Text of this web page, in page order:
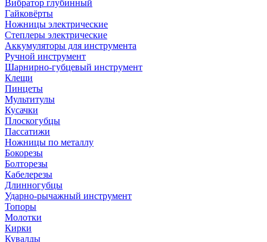
Вибратор глубинный
Гайковёрты
Ножницы электрические
Степлеры электрические
Аккумуляторы для инструмента
Ручной инструмент
Шарнирно-губцевый инструмент
Клещи
Пинцеты
Мультитулы
Кусачки
Плоскогубцы
Пассатижи
Ножницы по металлу
Бокорезы
Болторезы
Кабелерезы
Длинногубцы
Ударно-рычажный инструмент
Топоры
Молотки
Кирки
Кувалды